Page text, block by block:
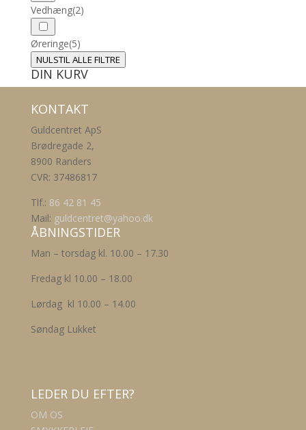
Vedhæng(2)
Øreringe(5)
NULSTIL ALLE FILTRE
DIN KURV
KONTAKT
Guldcentret ApS
Brødregade 2,
8900 Randers
CVR: 37486817
Tlf.: 86 42 81 45
Mail: guldcentret@yahoo.dk
ÅBNINGSTIDER
Man – torsdag kl. 10.00 – 17.30
Fredag kl 10.00 – 18.00
Lørdag kl 10.00 – 14.00
Søndag Lukket
LEDER DU EFTER?
OM OS